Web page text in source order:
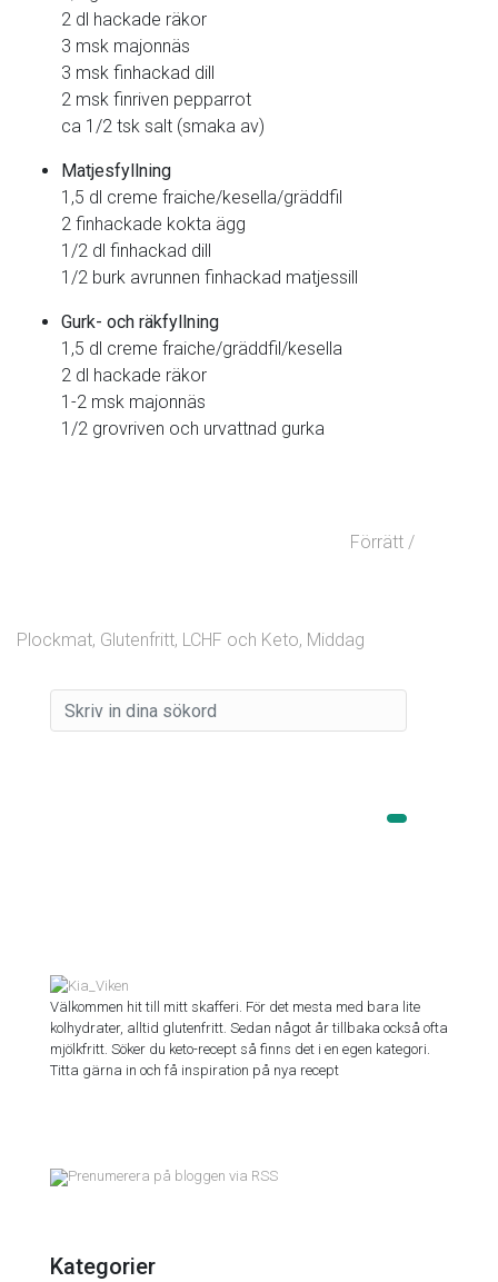
2 dl hackade räkor
3 msk majonnäs
3 msk finhackad dill
2 msk finriven pepparrot
ca 1/2 tsk salt (smaka av)
Matjesfyllning
1,5 dl creme fraiche/kesella/gräddfil
2 finhackade kokta ägg
1/2 dl finhackad dill
1/2 burk avrunnen finhackad matjessill
Gurk- och räkfyllning
1,5 dl creme fraiche/gräddfil/kesella
2 dl hackade räkor
1-2 msk majonnäs
1/2 grovriven och urvattnad gurka
Förrätt /
Plockmat, Glutenfritt, LCHF och Keto, Middag
Välkommen hit till mitt skafferi. För det mesta med bara lite
kolhydrater, alltid glutenfritt. Sedan något år tillbaka också ofta
mjölkfritt. Söker du keto-recept så finns det i en egen kategori.
Titta gärna in och få inspiration på nya recept
Prenumerera på bloggen via RSS
Kategorier